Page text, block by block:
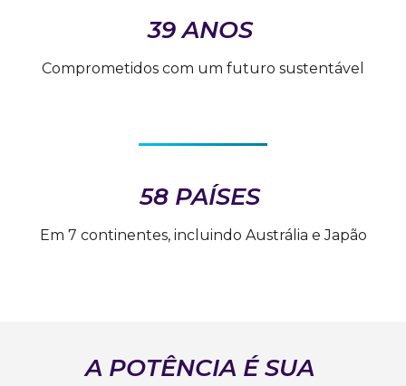
39 ANOS
Comprometidos com um futuro sustentável
58 PAÍSES
Em 7 continentes, incluindo Austrália e Japão
A POTÊNCIA É SUA